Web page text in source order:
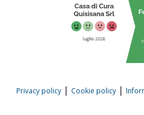
Privacy policy| Cookie policy|